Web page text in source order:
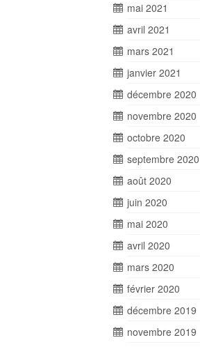
mai 2021
avril 2021
mars 2021
janvier 2021
décembre 2020
novembre 2020
octobre 2020
septembre 2020
août 2020
juin 2020
mai 2020
avril 2020
mars 2020
février 2020
décembre 2019
novembre 2019